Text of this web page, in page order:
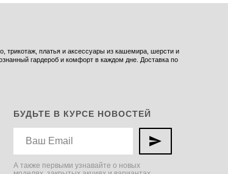
трикотаж, платья и аксессуары из кашемира, шерсти и
гардероб и комфорт в каждом дне. Доставка по
БУДЬТЕ В КУРСЕ НОВОСТЕЙ
А также первыми узнавайте о новых